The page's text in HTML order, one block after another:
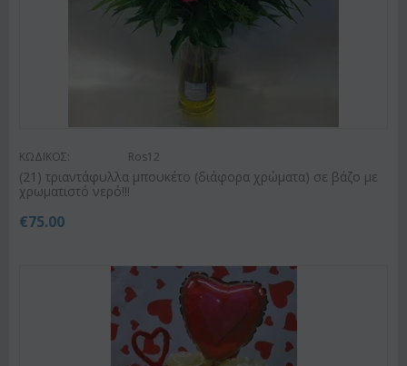
ΚΩΔΙΚΟΣ: Ros12
(21) τριαντάφυλλα μπουκέτο (διάφορα χρώματα) σε βάζο με
χρωματιστό νερό!!!
€75.00